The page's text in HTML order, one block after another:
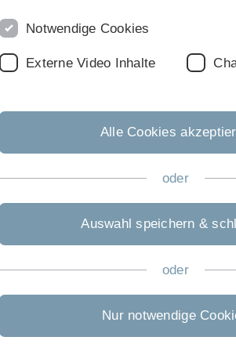
Notwendige Cookies
Externe Video Inhalte
Alle Cookies
oder
Auswahl speichern &
oder
Nur notwendige